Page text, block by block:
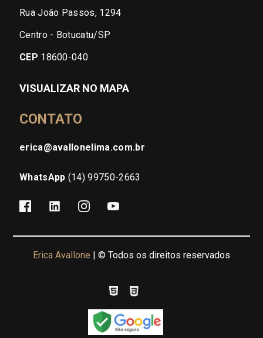
Rua João Passos, 1294
Centro - Botucatu/SP
CEP 18600-040
VISUALIZAR NO MAPA
CONTATO
erica@avallonelima.com.br
WhatsApp (14) 99750-2663
Erica Avallone | © Todos os direitos reservados